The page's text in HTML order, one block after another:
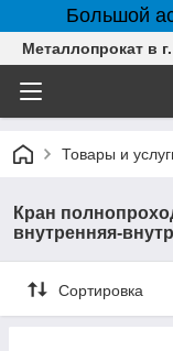
Большой
Металлопрокат в
Товары и
Кран
внутренняя-
Сортировка